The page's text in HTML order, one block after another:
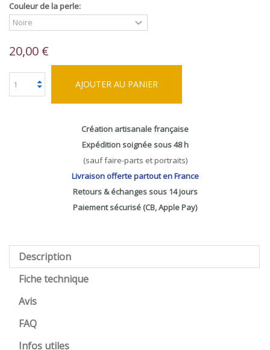
Couleur de la perle:
20,00 €
AJOUTER AU PANIER
Création artisanale française
Expédition soignée sous 48 h
(sauf faire-parts et portraits)
Livraison offerte partout en France
Retours & échanges sous 14 jours
Paiement sécurisé (CB, Apple Pay)
Description
Fiche technique
Avis
FAQ
Infos utiles